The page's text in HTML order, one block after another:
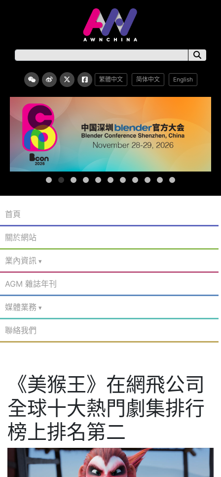
繁體中文 简体中文 English
首頁
關於網站
業內資訊
AGM 雜誌年刊
媒體業務
聯絡我們
《美猴王》在網飛公司
全球十大熱門劇集排行
榜上排名第二